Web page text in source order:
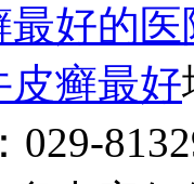
好的
皮癣最好